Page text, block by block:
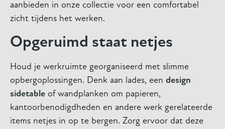
aanbieden in onze collectie voor een comfortabel
zicht tijdens het werken.
Opgeruimd staat netjes
Houd je werkruimte georganiseerd met slimme
opbergoplossingen. Denk aan lades, een design
sidetable of wandplanken om papieren,
kantoorbenodigdheden en andere werk gerelateerde
items netjes in op te bergen. Zorg ervoor dat deze